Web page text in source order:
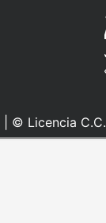
© Licencia C.C.